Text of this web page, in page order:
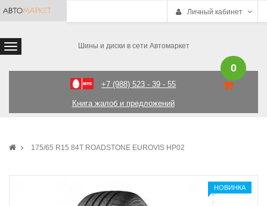
Личный кабинет
Шины и диски в сети Автомаркет
+7 (988) 523 - 39 - 55
Книга жалоб и предложений
0
175/65 R15 84T ROADSTONE EUROVIS HP02
НОВИНКА